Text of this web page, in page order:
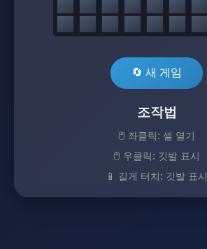
🔄 새 게임
조작법
🖱️ 좌클릭: 셀 열기
🖱️ 우클릭: 깃발 표시
📱 길게 터치: 깃발 표시